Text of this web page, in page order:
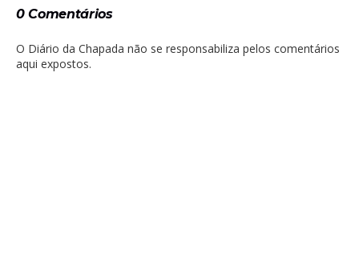
0 Comentários
O Diário da Chapada não se responsabiliza pelos comentários
aqui expostos.